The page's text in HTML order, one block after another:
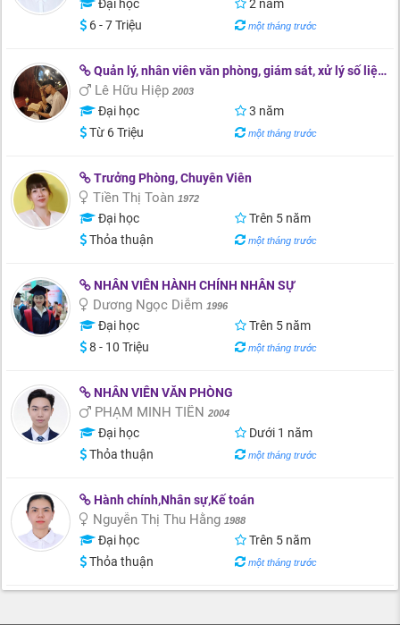
Đại học
2 năm
6 - 7 Triệu
một tháng trước
Quản lý, nhân viên văn phòng, giám sát, xử lý số liệu, chăm sóc khách hàng
Lê Hữu Hiệp 2003
Đại học
3 năm
Từ 6 Triệu
một tháng trước
Trưởng Phòng, Chuyên Viên
Tiền Thị Toàn 1972
Đại học
Trên 5 năm
Thỏa thuận
một tháng trước
NHÂN VIÊN HÀNH CHÍNH NHÂN SỰ
Dương Ngọc Diễm 1996
Đại học
Trên 5 năm
8 - 10 Triệu
một tháng trước
NHÂN VIÊN VĂN PHÒNG
PHẠM MINH TIẾN 2004
Đại học
Dưới 1 năm
Thỏa thuận
một tháng trước
Hành chính,Nhân sự,Kế toán
Nguyễn Thị Thu Hằng 1988
Đại học
Trên 5 năm
Thỏa thuận
một tháng trước